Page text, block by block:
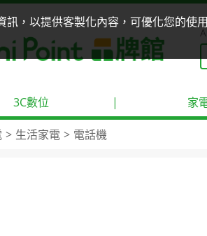
訊，以提供客製化內容，可優化您的使
3C數位 | 家
生活家電 電話機